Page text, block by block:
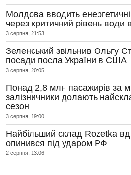
Молдова вводить
через критичний рівень води в
3 серпня, 21:53
Зеленський звільнив Ольгу
посади посла України в США
3 серпня, 20:05
Понад 2,8 млн пасажирів за
залізничники долають
сезон
3 серпня, 19:00
Найбільший склад Rozetka
опинився під ударом РФ
2 серпня, 13:06